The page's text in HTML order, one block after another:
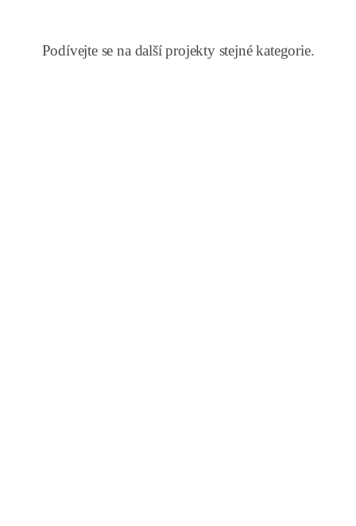
Podívejte se na další projekty stejné kategorie.